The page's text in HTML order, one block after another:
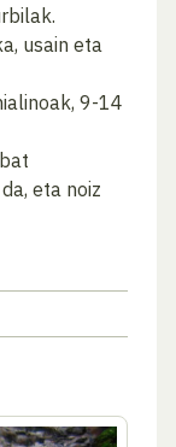
usain eta
9-14
eta noiz